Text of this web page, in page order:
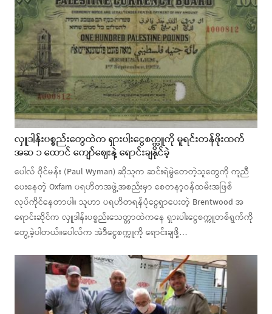
လှူဒါန်းပစ္စည်းတွေထဲက ရှားပါးငွေစက္ကူကို မူရင်းတန်ဖိုးထက်
အဆ ၁ ထောင် ကျော်ဈေးနဲ့ ရောင်းချနိုင်ခဲ့
ပေါလ် ဝိုင်မန်း (Paul Wyman) ဆိုသူက ဆင်းရဲမွဲတေတဲ့သူတွေကို ကူညီ
ပေးနေတဲ့ Oxfam ပရဟိတအဖွဲ့အစည်းမှာ စေတနာ့ဝန်ထမ်းအဖြစ်
လုပ်ကိုင်နေတာပါ။ သူဟာ ပရဟိတရန်ပုံငွေရှာပေးတဲ့ Brentwood အ
ရောင်းဆိုင်က လှူဒါန်းပစ္စည်းသေတ္တာထဲကနေ ရှားပါးငွေစက္ကူတစ်ရွက်ကို
တွေ့ခဲ့ပါတယ်။ပေါလ်က အဲဒီငွေစက္ကူကို ရောင်းချဖို့…